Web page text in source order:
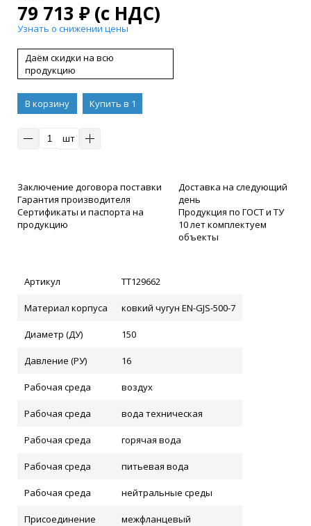
79 713 ₽(с НДС)
Узнать о снижении цены
Даём скидки на всю
продукцию
В корзину
Купить в 1
шт
Заключение договора поставки
Гарантия производителя
Сертификаты и паспорта на
продукцию
Доставка на следующий
день
Продукция по ГОСТ и ТУ
10 лет комплектуем
объекты
Артикул ТТ129662
Материал корпуса ковкий чугун EN-GJS-500-7
Диаметр (ДУ) 150
Давление (РУ) 16
Рабочая среда воздух
Рабочая среда вода техническая
Рабочая среда горячая вода
Рабочая среда питьевая вода
Рабочая среда нейтральные среды
Присоединение межфланцевый